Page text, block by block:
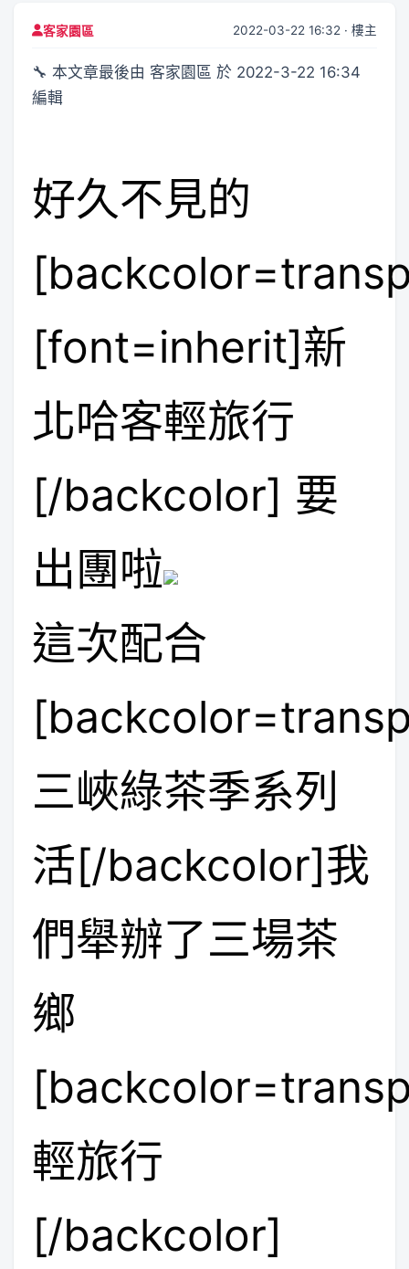
客家園區 2022-03-22 16:32 · 樓主
🔧 本文章最後由 客家園區 於 2022-3-22 16:34
編輯
好久不見的
[font=inherit]新
北哈客輕旅行
[/backcolor] 要
出團啦
這次配合
三峽綠茶季系列
活[/backcolor]我
們舉辦了三場茶
鄉
輕旅行
[/backcolor]